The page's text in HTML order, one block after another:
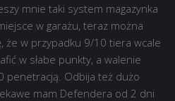
mnie taki system magazynka
w garażu, teraz można
że w przypadku 9/10 tiera wcale
w słabe punkty, a walenie
penetracją. Odbija też dużo
mam Defendera od 2 dni